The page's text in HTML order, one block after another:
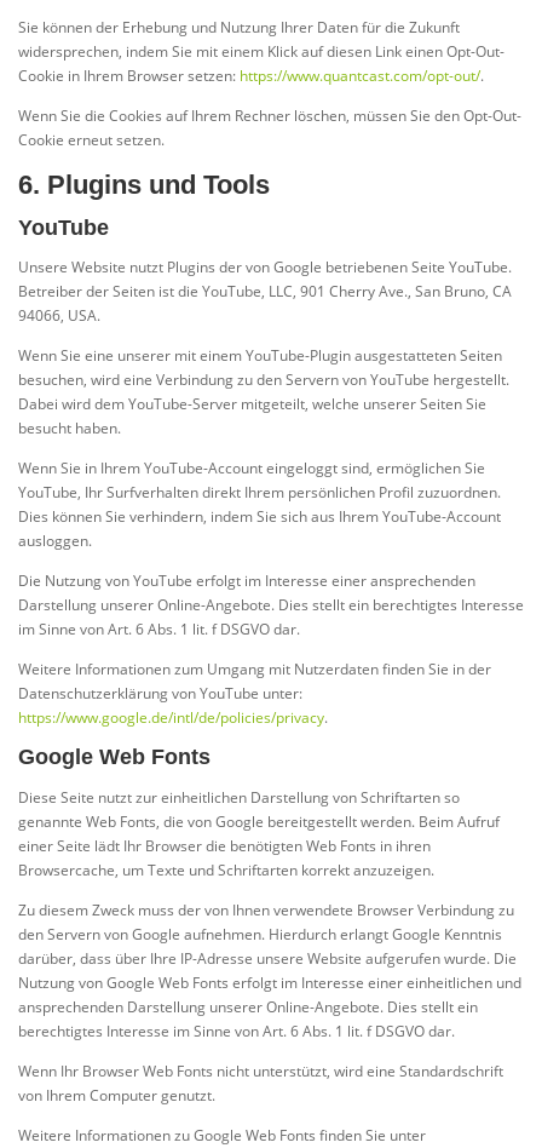
Sie können der Erhebung und Nutzung Ihrer Daten für die Zukunft
widersprechen, indem Sie mit einem Klick auf diesen Link einen Opt-Out-
Cookie in Ihrem Browser setzen: https://www.quantcast.com/opt-out/.
Wenn Sie die Cookies auf Ihrem Rechner löschen, müssen Sie den Opt-Out-
Cookie erneut setzen.
6. Plugins und Tools
YouTube
Unsere Website nutzt Plugins der von Google betriebenen Seite YouTube.
Betreiber der Seiten ist die YouTube, LLC, 901 Cherry Ave., San Bruno, CA
94066, USA.
Wenn Sie eine unserer mit einem YouTube-Plugin ausgestatteten Seiten
besuchen, wird eine Verbindung zu den Servern von YouTube hergestellt.
Dabei wird dem YouTube-Server mitgeteilt, welche unserer Seiten Sie
besucht haben.
Wenn Sie in Ihrem YouTube-Account eingeloggt sind, ermöglichen Sie
YouTube, Ihr Surfverhalten direkt Ihrem persönlichen Profil zuzuordnen.
Dies können Sie verhindern, indem Sie sich aus Ihrem YouTube-Account
ausloggen.
Die Nutzung von YouTube erfolgt im Interesse einer ansprechenden
Darstellung unserer Online-Angebote. Dies stellt ein berechtigtes Interesse
im Sinne von Art. 6 Abs. 1 lit. f DSGVO dar.
Weitere Informationen zum Umgang mit Nutzerdaten finden Sie in der
Datenschutzerklärung von YouTube unter:
https://www.google.de/intl/de/policies/privacy.
Google Web Fonts
Diese Seite nutzt zur einheitlichen Darstellung von Schriftarten so
genannte Web Fonts, die von Google bereitgestellt werden. Beim Aufruf
einer Seite lädt Ihr Browser die benötigten Web Fonts in ihren
Browsercache, um Texte und Schriftarten korrekt anzuzeigen.
Zu diesem Zweck muss der von Ihnen verwendete Browser Verbindung zu
den Servern von Google aufnehmen. Hierdurch erlangt Google Kenntnis
darüber, dass über Ihre IP-Adresse unsere Website aufgerufen wurde. Die
Nutzung von Google Web Fonts erfolgt im Interesse einer einheitlichen und
ansprechenden Darstellung unserer Online-Angebote. Dies stellt ein
berechtigtes Interesse im Sinne von Art. 6 Abs. 1 lit. f DSGVO dar.
Wenn Ihr Browser Web Fonts nicht unterstützt, wird eine Standardschrift
von Ihrem Computer genutzt.
Weitere Informationen zu Google Web Fonts finden Sie unter